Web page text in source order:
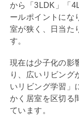
から「3 LDK 」「4
ールポイントにな
室が狭く、日当た
す。
現在は少子化の影
り、広いリビング
いリビング学習」
かく 居室 を区切る
ています。